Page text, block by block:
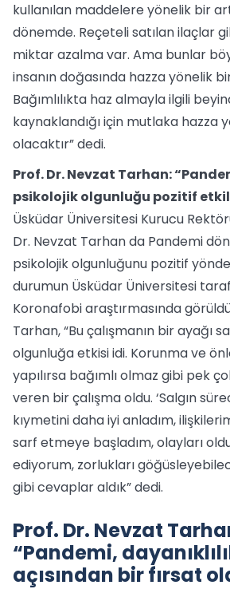
kullanılan maddelere yönelik bir
dönemde. Reçeteli satılan ilaçlar
miktar azalma var. Ama bunlar
insanın doğasında hazza yönelik
Bağımlılıkta haz almayla ilgili
kaynaklandığı için mutlaka hazza
olacaktır” dedi.
Prof. Dr. Nevzat Tarhan:
psikolojik olgunluğu pozitif
Üsküdar Üniversitesi Kurucu
Dr. Nevzat Tarhan da Pandemi
psikolojik olgunluğunu pozitif
durumun Üsküdar Üniversitesi
Koronafobi araştırmasında
Tarhan, “Bu çalışmanın bir ayağı
olgunluğa etkisi idi. Korunma ve
yapılırsa bağımlı olmaz gibi pek
veren bir çalışma oldu. ‘Salgın
kıymetini daha iyi anladım,
sarf etmeye başladım, olayları
ediyorum, zorlukları
gibi cevaplar aldık” dedi.
Prof. Dr. Nevzat
“Pandemi,
açısından bir fırsat